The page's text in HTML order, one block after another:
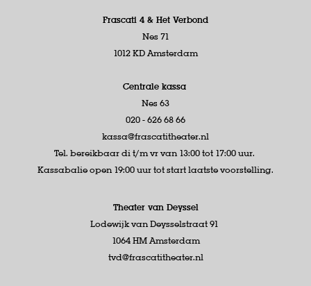
Frascati 4 & Het Verbond
Nes 71
1012 KD Amsterdam
Centrale kassa
Nes 63
020 - 626 68 66
kassa@frascatitheater.nl
Tel. bereikbaar di t/m vr van 13:00 tot 17:00 uur.
Kassabalie open 19:00 uur tot start laatste voorstelling.
Theater van Deyssel
Lodewijk van Deysselstraat 91
1064 HM Amsterdam
tvd@frascatitheater.nl